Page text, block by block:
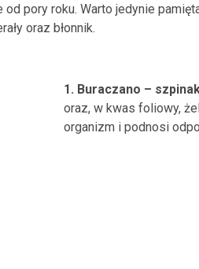
pory roku. Warto jedynie
oraz błonnik.
1. Buraczano –
oraz, w kwas foliowy,
organizm i podnosi